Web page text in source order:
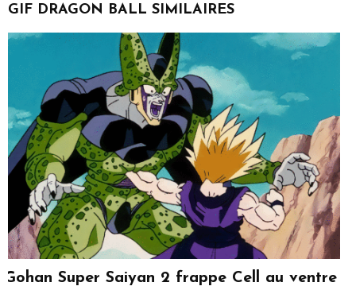
GIF DRAGON BALL SIMILAIRES
Gohan Super Saiyan 2 frappe Cell au ventre